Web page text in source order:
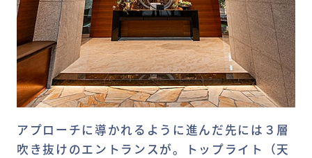
アプローチに導かれるように進んだ先には３層
吹き抜けのエントランスが。トップライト（天